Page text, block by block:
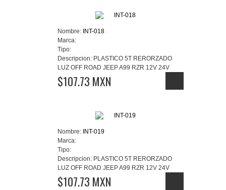
Nombre: INT-018
Marca:
Tipo:
Descripcion: PLASTICO 5T RERORZADO
LUZ OFF ROAD JEEP A99 RZR 12V 24V
$107.73 MXN
Nombre: INT-019
Marca:
Tipo:
Descripcion: PLASTICO 5T RERORZADO
LUZ OFF ROAD JEEP A99 RZR 12V 24V
$107.73 MXN